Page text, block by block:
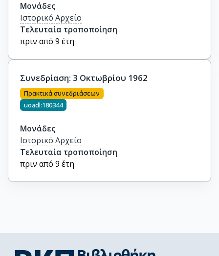
Μονάδες
Ιστορικό Αρχείο
Τελευταία τροποποίηση
πριν από 9 έτη
Συνεδρίαση: 3 Οκτωβρίου 1962
Πρακτικά συνεδριάσεων
uoadl:180344
Μονάδες
Ιστορικό Αρχείο
Τελευταία τροποποίηση
πριν από 9 έτη